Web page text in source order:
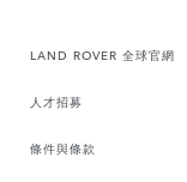
LAND ROVER 全球官網
人才招募
條件與條款